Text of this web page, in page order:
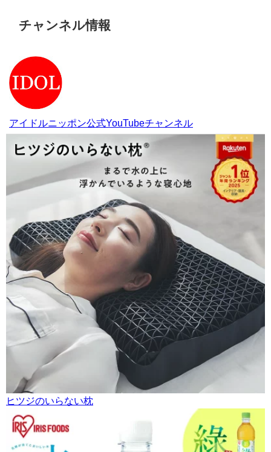
チャンネル情報
アイドルニッポン公式YouTubeチャンネル
ヒツジのいらない枕